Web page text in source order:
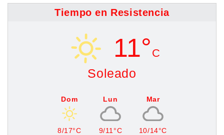
Tiempo en Resistencia
11° C
Soleado
Dom
8/17°C
Lun
9/11°C
Mar
10/14°C